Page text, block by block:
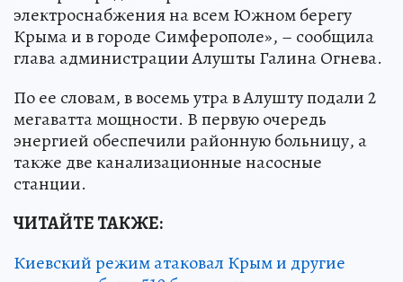
электроснабжения на всем Южном берегу
Крыма и в городе Симферополе», – сообщила
глава администрации Алушты Галина Огнева.
По ее словам, в восемь утра в Алушту подали 2
мегаватта мощности. В первую очередь
энергией обеспечили районную больницу, а
также две канализационные насосные
станции.
ЧИТАЙТЕ ТАКЖЕ:
Киевский режим атаковал Крым и другие